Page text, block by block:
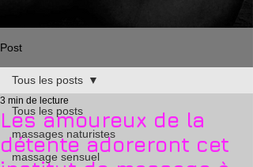
Post
Tous les posts
massages naturistes
massage sensuel
Tous les posts
Les amoureux de la
détente adoreront cet
3 min de lecture